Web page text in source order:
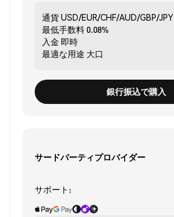
通貨USD/EUR/CHF/AUD/GBP/JPY
最低手数料0.08%
入金 即時
最適な用途 大口
銀行振込で購入
サードパーティプロバイダー
サポート: